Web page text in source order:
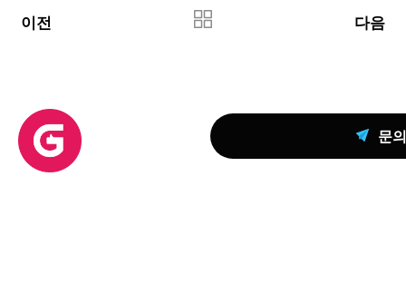
이전 다음
문